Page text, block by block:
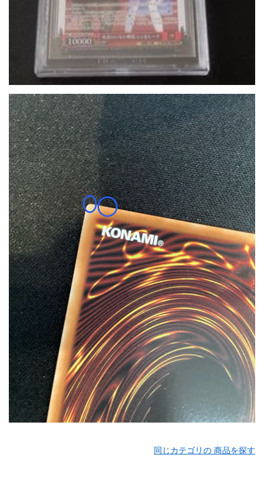
同じカテゴリの 商品を探す